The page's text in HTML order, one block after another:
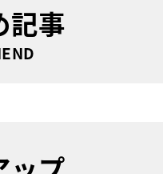
記事